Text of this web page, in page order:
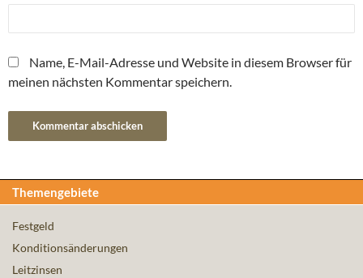
Name, E-Mail-Adresse und Website in diesem Browser für
meinen nächsten Kommentar speichern.
Themengebiete
Festgeld
Konditionsänderungen
Leitzinsen